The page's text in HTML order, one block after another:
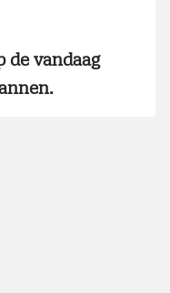
de vandaag